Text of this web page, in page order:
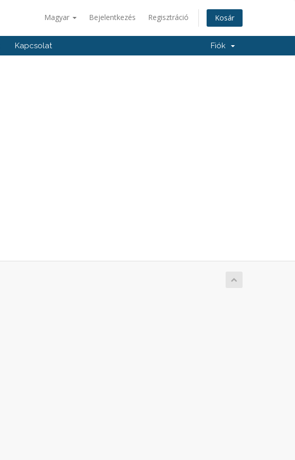
Magyar Bejelentkezés Regisztráció Kosár
Kapcsolat Fiók